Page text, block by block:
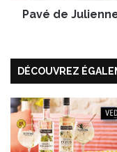
c
é
r
m
n
e
n
c
u
Pavé de
DÉCOUVREZ